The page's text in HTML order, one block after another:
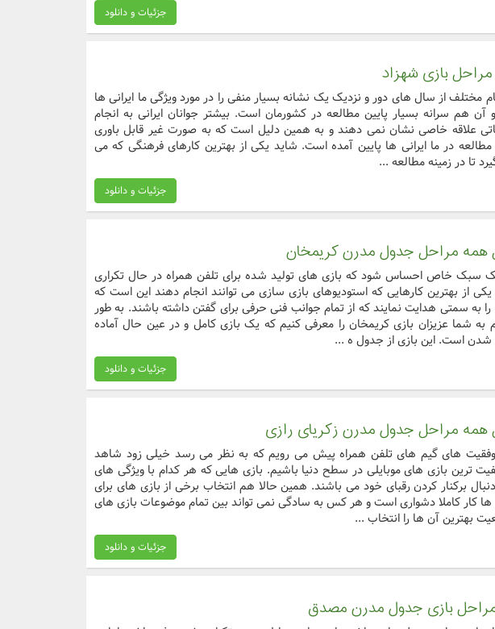
جزئیات و دانلود
بازی شهزاد
مختلف از سال های دور و نزدیک یک نشانه بسیار منفی را در مورد ویژگی ما ایرانی ها
آن هم سرانه بسیار پایین مطالعه در کشورمان است. بیشتر جوانان ایرانی به انجام
علاقه خاصی نشان نمی دهند و به همین دلیل است که به صورت غیر قابل باوری
مطالعه در ما ایرانی ها پایین آمده است. شاید یکی از بهترین کارهای فرهنگی که می
تا در زمینه مطالعه ...
جزئیات و دانلود
همه مراحل جدول مدرن کریمخان
سبک خاص احساس شود که بازی های تولید شده برای تلفن همراه در حال تکراری
از بهترین کارهایی که استودیوهای بازی سازی می توانند انجام دهند این است که
به سمتی هدایت نمایند که از تمام جوانب فنی حرفی برای گفتن داشته باشند. به طور
به شما عزیزان بازی کریمخان را معرفی کنیم که یک بازی کامل و در عین حال آماده
شدن است. این بازی از جدول ه ...
جزئیات و دانلود
مراحل جدول مدرن زکریای رازی
های گیم های تلفن همراه پیش می رویم که به نظر می رسد خیلی زود شاهد
ترین بازی های موبایلی در سطح دنیا باشیم. بازی هایی که هر کدام با ویژگی های
برکنار کردن رقبای خود می باشند. همین حالا هم انتخاب برخی از بازی های برای
ها کار کاملا دشواری است و هر کس به سادگی نمی تواند بین تمام موضوعات بازی های
بهترین آن ها را انتخاب ...
جزئیات و دانلود
بازی جدول مدرن مصدق